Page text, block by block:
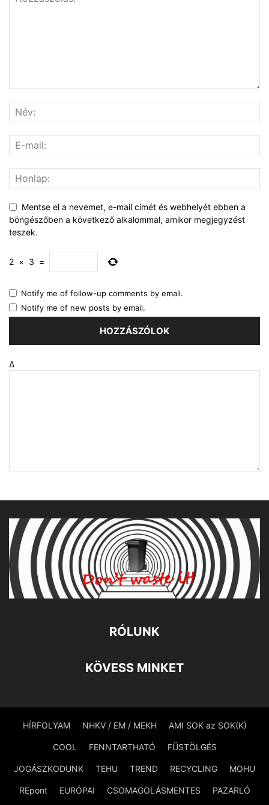
Mentse el a nevemet, e-mail címét és webhelyét ebben a
böngészőben a következő alkalommal, amikor megjegyzést
teszek.
2 × 3 =
Notify me of follow-up comments by email.
Notify me of new posts by email.
Δ
RÓLUNK
KÖVESS MINKET
HÍRFOLYAM NHKV / EM / MEKH AMI SOK az SOK(K)
COOL FENNTARTHATÓ FÜSTÖLGÉS
JOGÁSZKODUNK TEHU TREND RECYCLING MOHU
REpont EURÓPAI CSOMAGOLÁSMENTES PAZARLÓ